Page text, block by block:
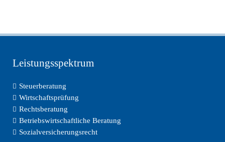
Leistungsspektrum
Steuerberatung
Wirtschaftsprüfung
Rechtsberatung
Betriebswirtschaftliche Beratung
Sozialversicherungsrecht